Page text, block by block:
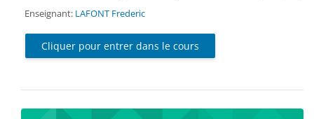
Enseignant: LAFONT Frederic
Cliquer pour entrer dans le cours